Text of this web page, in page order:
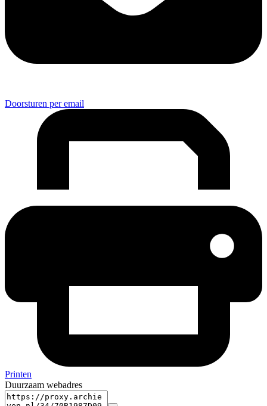
Doorsturen per email
Printen
Duurzaam webadres